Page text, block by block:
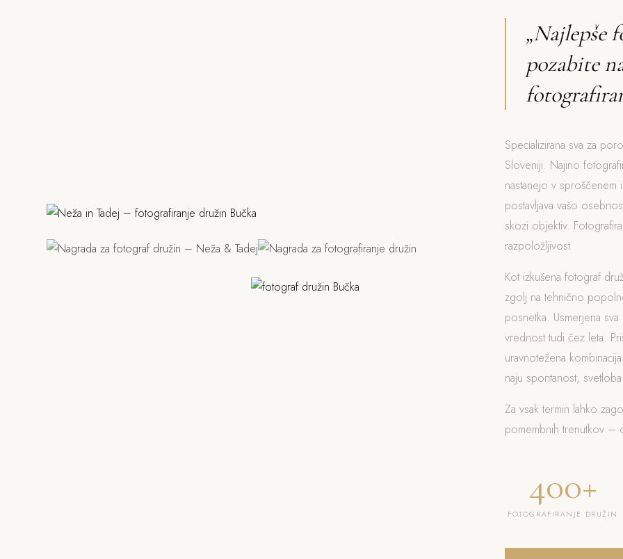
„Najlepše
pozabite
Specializirana sva za
Sloveniji. Najino
nastanejo v sproščenem
postavljava vašo
skozi objektiv.
razpoložljivost.
Kot izkušena fotograf
zgolj na tehnično
posnetka. Usmerjena
vrednost tudi čez leta.
uravnotežena
naju spontanost,
Za vsak termin lahko
pomembnih trenutkov –
400+
FOTOGRAFIRANJE DRUŽIN